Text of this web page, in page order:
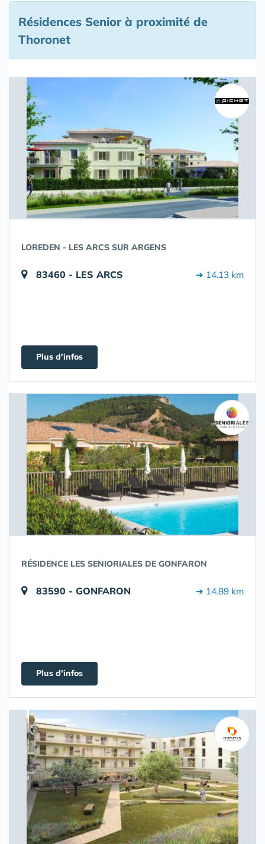
Résidences Senior à proximité de
Thoronet
LOREDEN - LES ARCS SUR ARGENS
83460 - LES ARCS ➔ 14.13 km
Plus d'infos
RÉSIDENCE LES SENIORIALES DE GONFARON
83590 - GONFARON ➔ 14.89 km
Plus d'infos